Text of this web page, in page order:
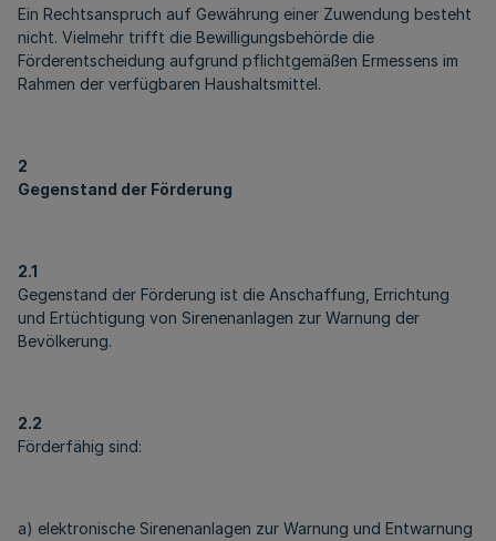
Ein Rechtsanspruch auf Gewährung einer Zuwendung besteht
nicht. Vielmehr trifft die Bewilligungsbehörde die
Förderentscheidung aufgrund pflichtgemäßen Ermessens im
Rahmen der verfügbaren Haushaltsmittel.
2
Gegenstand der Förderung
2.1
Gegenstand der Förderung ist die Anschaffung, Errichtung
und Ertüchtigung von Sirenenanlagen zur Warnung der
Bevölkerung.
2.2
Förderfähig sind:
a) elektronische Sirenenanlagen zur Warnung und Entwarnung